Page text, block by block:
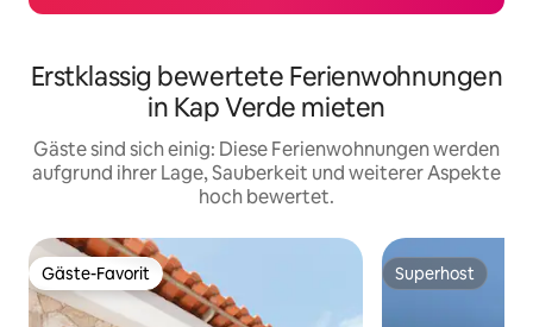
Erstklassig bewertete Ferienwohnungen
in Kap Verde mieten
Gäste sind sich einig: Diese Ferienwohnungen werden
aufgrund ihrer Lage, Sauberkeit und weiterer Aspekte
hoch bewertet.
Gäste-Favorit
Gäste-Favorit Superhost
Superhost